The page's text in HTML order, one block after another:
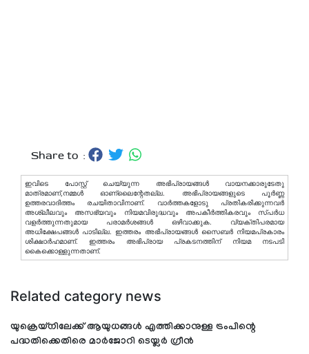
Share to :
ഇവിടെ പോസ്റ്റ് ചെയ്യുന്ന അഭിപ്രായങ്ങള്‍ വായനക്കാരുടേതു
മാത്രമാണ്,നമ്മൾ ഓണ്ലൈന്റേതല്ല. അഭിപ്രായങ്ങളുടെ പൂർണ്ണ
ഉത്തരവാദിത്തം രചയിതാവിനാണ്. വാര്‍ത്തകളോടു പ്രതികരിക്കുന്നവര്‍
അശ്ലീലവും അസഭ്യവും നിയമവിരുദ്ധവും അപകീര്‍ത്തികരവും സ്പര്‍ധ
വളര്‍ത്തുന്നതുമായ പരാമര്‍ശങ്ങള്‍ ഒഴിവാക്കുക. വ്യക്തിപരമായ
അധിക്ഷേപങ്ങള്‍ പാടില്ല. ഇത്തരം അഭിപ്രായങ്ങള്‍ സൈബര്‍ നിയമപ്രകാരം
ശിക്ഷാര്‍ഹമാണ്. ഇത്തരം അഭിപ്രായ പ്രകടനത്തിന് നിയമ നടപടി
കൈക്കൊള്ളുന്നതാണ്.
Related category news
യുക്രെയ്നിലേക്ക് ആയുധങ്ങൾ എത്തിക്കാനുള്ള ട്രംപിന്റെ
പദ്ധതിക്കെതിരെ മാർജോറി ടെയ്ലർ ഗ്രീൻ